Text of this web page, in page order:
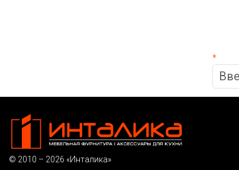
*
© 2010 – 2026 «Инталика»